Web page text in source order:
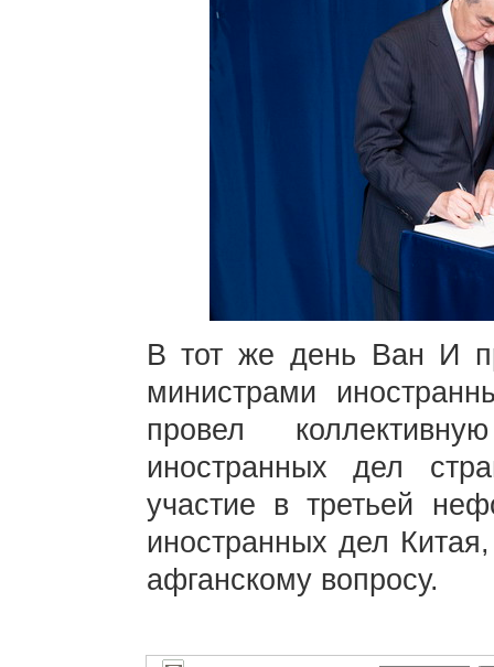
В тот же день Ван И
министрами
провел
иностранных дел
участие в третьей
иностранных дел
афганскому вопросу.